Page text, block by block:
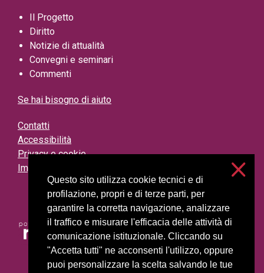
Questo sito utilizza cookie tecnici e di
profilazione, propri e di terze parti, per
garantire la corretta navigazione, analizzare
il traffico e misurare l'efficacia delle attività di
comunicazione istituzionale. Cliccando su
"Accetta tutti" ne acconsenti l'utilizzo, oppure
puoi personalizzare la scelta salvando le tue
Il Progetto
Diritto
Notizie di attualità
Convegni e seminari
Commenti
Se hai bisogno di aiuto
Contatti
Accessibilità
Privacy e cookie
Impostazioni cookie